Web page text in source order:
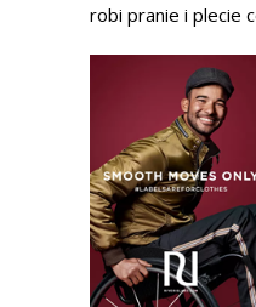
robi pranie i plecie